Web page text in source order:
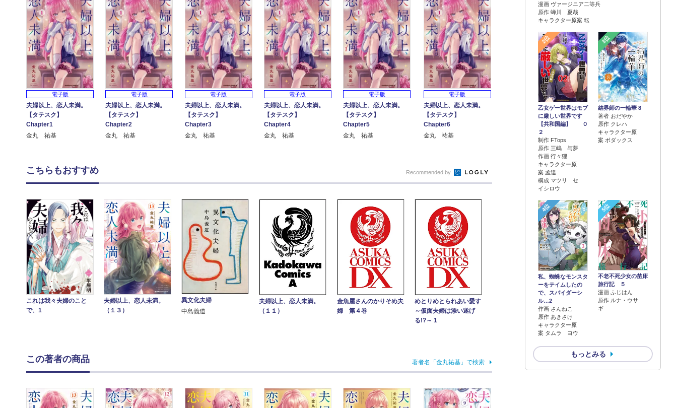
電子版
夫婦以上、恋人未満。
【タテスク】
Chapter1
金丸 祐基
電子版
夫婦以上、恋人未満。
【タテスク】
Chapter2
金丸 祐基
電子版
夫婦以上、恋人未満。
【タテスク】
Chapter3
金丸 祐基
電子版
夫婦以上、恋人未満。
【タテスク】
Chapter4
金丸 祐基
電子版
夫婦以上、恋人未満。
【タテスク】
Chapter5
金丸 祐基
電子版
夫婦以上、恋人未満。
【タテスク】
Chapter6
金丸 祐基
漫画 ヴァージニア二等兵
原作 蝉川 夏哉
キャラクター原案 転
2位
乙女ゲー世界はモブ
に厳しい世界です
【共和国編】 ０
２
制作 FTops
原作 三嶋 与夢
作画 行々狸
キャラクター原
案 孟達
構成 マツリ セ
イシロウ
3位
結界師の一輪華 8
著者 おだやか
原作 クレハ
キャラクター原
案 ボダックス
4位
私、蜘蛛なモンスタ
ーをテイムしたの
で、スパイダーシ
ル…2
作画 さんねこ
原作 あきさけ
キャラクター原
案 タムラ ヨウ
5位
不老不死少女の苗床
旅行記 ５
漫画 ふじはん
原作 ルナ・ウサ
ギ
もっとみる
こちらもおすすめ Recommended by
これは我々夫婦のこと
で、1
夫婦以上、恋人未満。
（１３）
異文化夫婦
中島義道
夫婦以上、恋人未満。
（１１）
金魚屋さんのかりそめ夫
婦 第４巻
めとりめとられあい愛す
～仮面夫婦は添い遂げ
る!?～ 1
この著者の商品 著者名「金丸祐基」で検索